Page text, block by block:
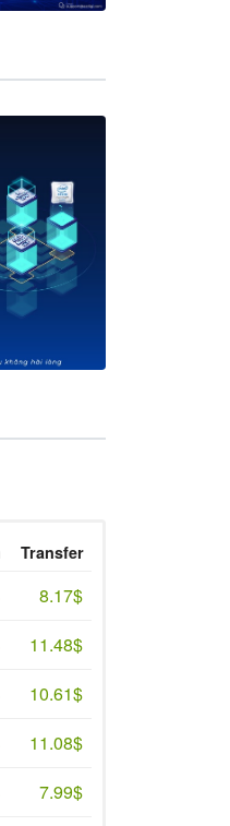
Transfer
8.17$
11.48$
10.61$
11.08$
7.99$